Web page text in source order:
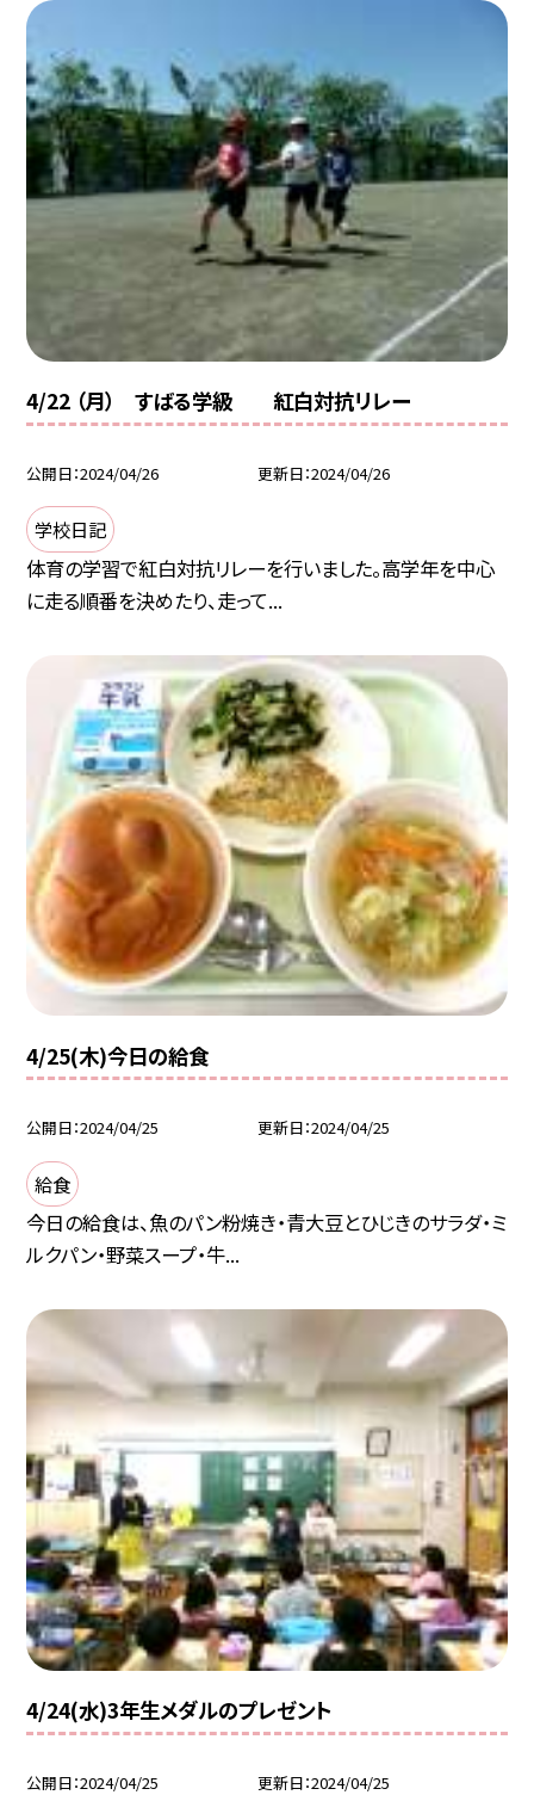
4/22 （月） すばる学級 紅白対抗リレー
公開日 2024/04/26 更新日 2024/04/26
学校日記
体育の学習で紅白対抗リレーを行いました。高学年を中心
に走る順番を決めたり、走って...
4/25(木)今日の給食
公開日 2024/04/25 更新日 2024/04/25
給食
今日の給食は、魚のパン粉焼き・青大豆とひじきのサラダ・ミ
ルクパン・野菜スープ・牛...
4/24(水)3年生メダルのプレゼント
公開日 2024/04/25 更新日 2024/04/25